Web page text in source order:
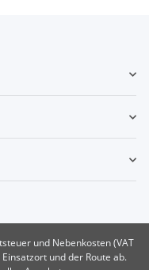
und Nebenkosten (VAT
und der Route ab.